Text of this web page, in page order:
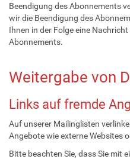
Beendigung des Abonnements
wir die Beendigung des
Ihnen in der Folge eine
Abonnements.
Weitergabe von
Links auf fremde
Auf unserer Mailinglisten
Angebote wie externe Websites
Bitte beachten Sie, dass Sie mit